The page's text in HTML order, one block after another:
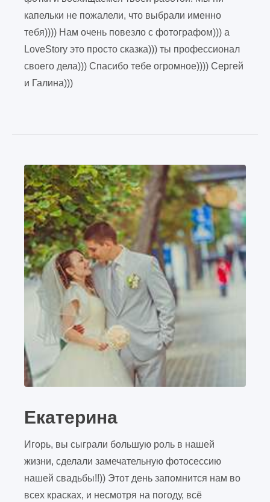
капельки не пожалели, что выбрали именно
тебя)))) Нам очень повезло с фотографом))) а
LoveStory это просто сказка))) ты профессионал
своего дела))) Спасибо тебе огромное)))) Сергей
и Галина)))
Екатерина
Игорь, вы сыграли большую роль в нашей
жизни, сделали замечательную фотосессию
нашей свадьбы!!)) Этот день запомнится нам во
всех красках, и несмотря на погоду, всё